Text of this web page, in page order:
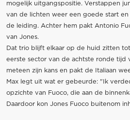
mogelijk uitgangspositie. Verstappen
van de lichten weer een goede start
de leiding. Achter hem pakt Antonio
van Jones.
Dat trio blijft elkaar op de huid zitten
eerste sector van de achtste ronde tijd
meteen zijn kans en pakt de Italiaan
Max legt uit wat er gebeurde: "Ik
opzichte van Fuoco, die aan de
Daardoor kon Jones Fuoco buitenom